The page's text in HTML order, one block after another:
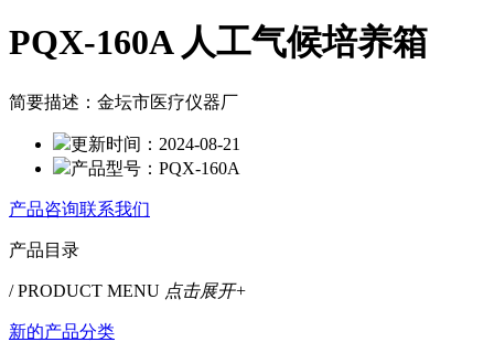
PQX-160A 人工气候培养箱
简要描述： 金坛市医疗仪器厂
更新时间： 2024-08-21
产品型号： PQX-160A
产品咨询联系我们
产品目录
/ PRODUCT MENU 点击展开+
新的产品分类